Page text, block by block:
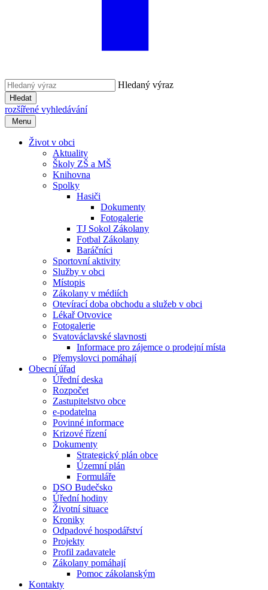
Hledaný výraz
Hledat
rozšířené vyhledávání
Menu
Život v obci
Aktuality
Školy ZŠ a MŠ
Knihovna
Spolky
Hasiči
Dokumenty
Fotogalerie
TJ Sokol Zákolany
Fotbal Zákolany
Baráčníci
Sportovní aktivity
Služby v obci
Místopis
Zákolany v médiích
Otevírací doba obchodu a služeb v obci
Lékař Otvovice
Fotogalerie
Svatováclavské slavnosti
Informace pro zájemce o prodejní místa
Přemyslovci pomáhají
Obecní úřad
Úřední deska
Rozpočet
Zastupitelstvo obce
e-podatelna
Povinné informace
Krizové řízení
Dokumenty
Strategický plán obce
Územní plán
Formuláře
DSO Budečsko
Úřední hodiny
Životní situace
Kroniky
Odpadové hospodářství
Projekty
Profil zadavatele
Zákolany pomáhají
Pomoc zákolanským
Kontakty